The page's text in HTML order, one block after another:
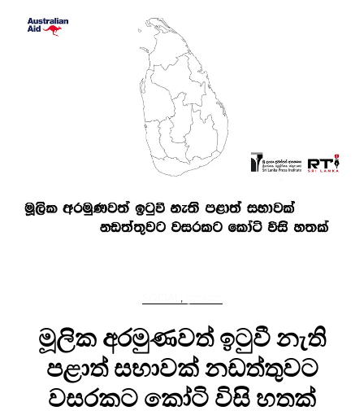
,
මූලික අරමුණවත් ඉටුවී නැති
පළාත් සභාවක් නඩත්තුවට
වසරකට කෝටි විසි හතක්